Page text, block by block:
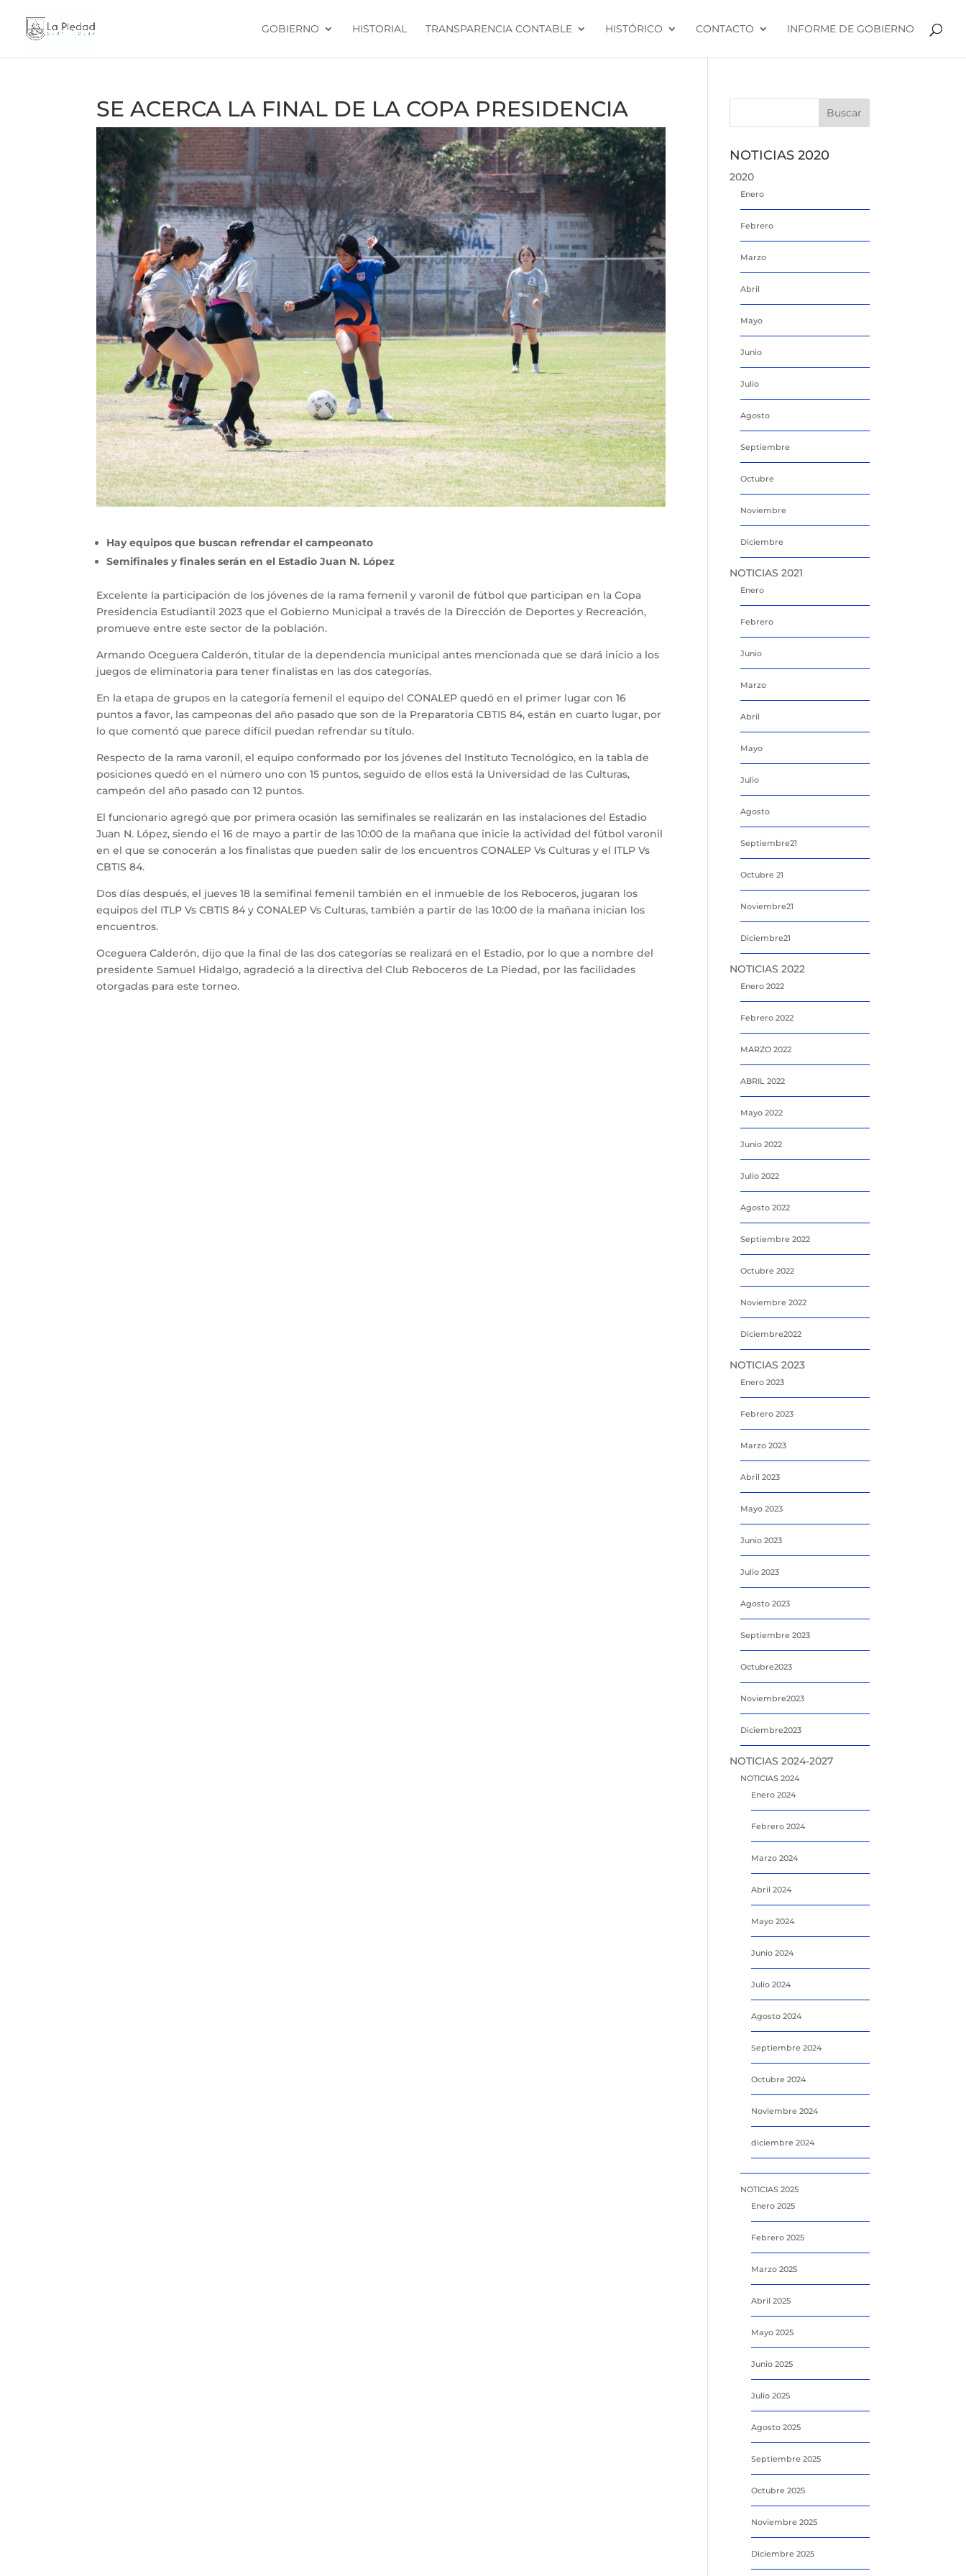
GOBIERNO HISTORIAL TRANSPARENCIA CONTABLE HISTÓRICO CONTACTO INFORME DE GOBIERNO
SE ACERCA LA FINAL DE LA COPA PRESIDENCIA
Hay equipos que buscan refrendar el campeonato
Semifinales y finales serán en el Estadio Juan N. López
Excelente la participación de los jóvenes de la rama femenil y varonil de fútbol que participan en la Copa
Presidencia Estudiantil 2023 que el Gobierno Municipal a través de la Dirección de Deportes y Recreación,
promueve entre este sector de la población.
Armando Oceguera Calderón, titular de la dependencia municipal antes mencionada que se dará inicio a los
juegos de eliminatoria para tener finalistas en las dos categorías.
En la etapa de grupos en la categoría femenil el equipo del CONALEP quedó en el primer lugar con 16
puntos a favor, las campeonas del año pasado que son de la Preparatoria CBTIS 84, están en cuarto lugar, por
lo que comentó que parece difícil puedan refrendar su título.
Respecto de la rama varonil, el equipo conformado por los jóvenes del Instituto Tecnológico, en la tabla de
posiciones quedó en el número uno con 15 puntos, seguido de ellos está la Universidad de las Culturas,
campeón del año pasado con 12 puntos.
El funcionario agregó que por primera ocasión las semifinales se realizarán en las instalaciones del Estadio
Juan N. López, siendo el 16 de mayo a partir de las 10:00 de la mañana que inicie la actividad del fútbol varonil
en el que se conocerán a los finalistas que pueden salir de los encuentros CONALEP Vs Culturas y el ITLP Vs
CBTIS 84.
Dos días después, el jueves 18 la semifinal femenil también en el inmueble de los Reboceros, jugaran los
equipos del ITLP Vs CBTIS 84 y CONALEP Vs Culturas, también a partir de las 10:00 de la mañana inician los
encuentros.
Oceguera Calderón, dijo que la final de las dos categorías se realizará en el Estadio, por lo que a nombre del
presidente Samuel Hidalgo, agradeció a la directiva del Club Reboceros de La Piedad, por las facilidades
otorgadas para este torneo.
NOTICIAS 2020
2020
Enero
Febrero
Marzo
Abril
Mayo
Junio
Julio
Agosto
Septiembre
Octubre
Noviembre
Diciembre
NOTICIAS 2021
Enero
Febrero
Junio
Marzo
Abril
Mayo
Julio
Agosto
Septiembre21
Octubre 21
Noviembre21
Diciembre21
NOTICIAS 2022
Enero 2022
Febrero 2022
MARZO 2022
ABRIL 2022
Mayo 2022
Junio 2022
Julio 2022
Agosto 2022
Septiembre 2022
Octubre 2022
Noviembre 2022
Diciembre2022
NOTICIAS 2023
Enero 2023
Febrero 2023
Marzo 2023
Abril 2023
Mayo 2023
Junio 2023
Julio 2023
Agosto 2023
Septiembre 2023
Octubre2023
Noviembre2023
Diciembre2023
NOTICIAS 2024-2027
NOTICIAS 2024
Enero 2024
Febrero 2024
Marzo 2024
Abril 2024
Mayo 2024
Junio 2024
Julio 2024
Agosto 2024
Septiembre 2024
Octubre 2024
Noviembre 2024
diciembre 2024
NOTICIAS 2025
Enero 2025
Febrero 2025
Marzo 2025
Abril 2025
Mayo 2025
Junio 2025
Julio 2025
Agosto 2025
Septiembre 2025
Octubre 2025
Noviembre 2025
Diciembre 2025